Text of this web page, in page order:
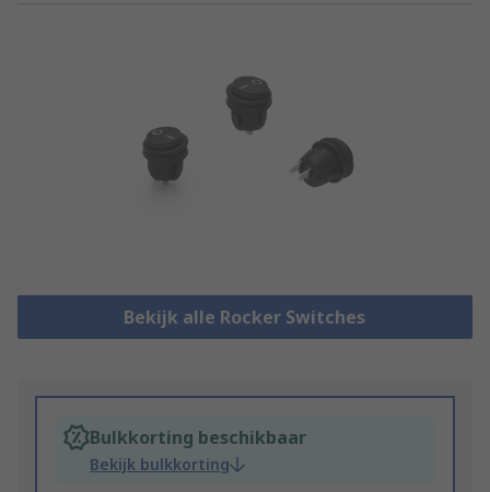
Bekijk alle Rocker Switches
Bulkkorting beschikbaar
Bekijk bulkkorting